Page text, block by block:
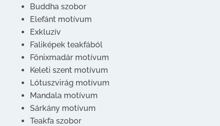
Buddha szobor
Elefánt motívum
Exkluzív
Faliképek teakfából
Főnixmadár motívum
Keleti szent motívum
Lótuszvirág motívum
Mandala motívum
Sárkány motívum
Teakfa szobor